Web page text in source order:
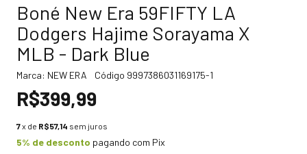
Boné New Era 59FIFTY LA
Dodgers Hajime Sorayama X
MLB - Dark Blue
Marca: NEW ERA Código 9997386031169175-1
R$399,99
7x de R$57,14 sem juros
5% de desconto pagando com Pix